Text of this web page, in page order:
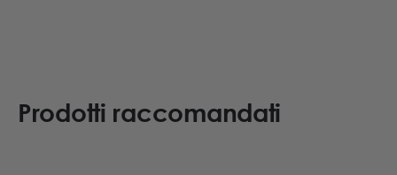
Prodotti raccomandati